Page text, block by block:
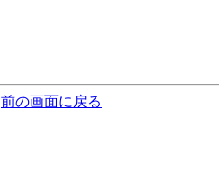
前の画面に戻る